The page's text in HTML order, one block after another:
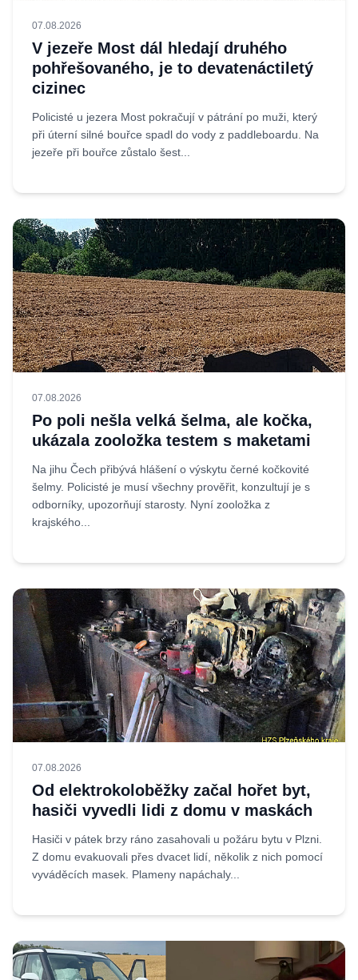
07.08.2026
V jezeře Most dál hledají druhého
pohřešovaného, je to devatenáctiletý
cizinec
Policisté u jezera Most pokračují v pátrání po muži, který
při úterní silné bouřce spadl do vody z paddleboardu. Na
jezeře při bouřce zůstalo šest...
07.08.2026
Po poli nešla velká šelma, ale kočka,
ukázala zooložka testem s maketami
Na jihu Čech přibývá hlášení o výskytu černé kočkovité
šelmy. Policisté je musí všechny prověřit, konzultují je s
odborníky, upozorňují starosty. Nyní zooložka z
krajského...
07.08.2026
Od elektrokoloběžky začal hořet byt,
hasiči vyvedli lidi z domu v maskách
Hasiči v pátek brzy ráno zasahovali u požáru bytu v Plzni.
Z domu evakuovali přes dvacet lidí, několik z nich pomocí
vyváděcích masek. Plameny napáchaly...